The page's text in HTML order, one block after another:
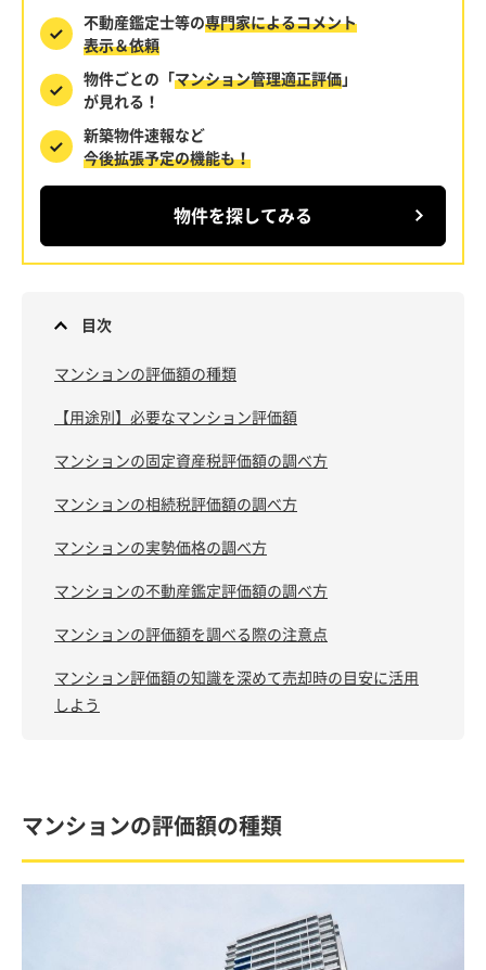
不動産鑑定士等の専門家によるコメント
表示＆依頼
物件ごとの「マンション管理適正評価」
が見れる！
新築物件速報など
今後拡張予定の機能も！
物件を探してみる
目次
マンションの評価額の種類
【用途別】必要なマンション評価額
マンションの固定資産税評価額の調べ方
マンションの相続税評価額の調べ方
マンションの実勢価格の調べ方
マンションの不動産鑑定評価額の調べ方
マンションの評価額を調べる際の注意点
マンション評価額の知識を深めて売却時の目安に活用
しよう
マンションの評価額の種類